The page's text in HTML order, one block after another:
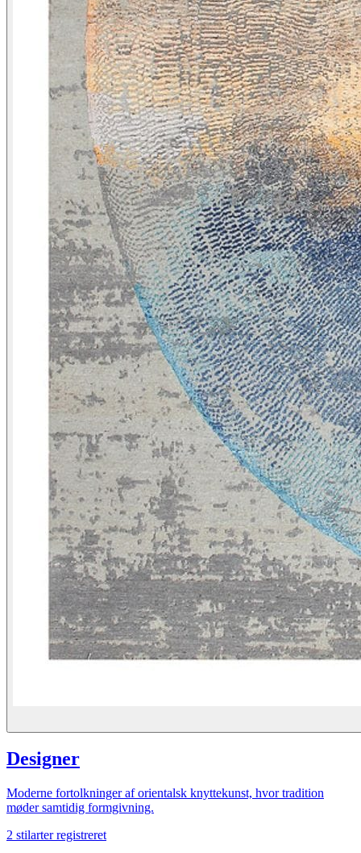
Designer
Moderne fortolkninger af orientalsk knyttekunst, hvor tradition
møder samtidig formgivning.
2 stilarter registreret